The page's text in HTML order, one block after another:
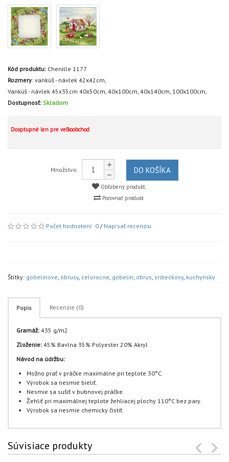
Kód produktu: Chenille 1177
Rozmery: vankúš - návlek 42x42cm,
Vankúš - návlek 45x35cm 40x50cm, 40x100cm, 40x140cm, 100x100cm,
Dostupnosť: Skladom
Dosptupné len pre veľkoobchod
Množstvo DO KOŠÍKA
Obľúbený produkt
Porovnať produkt
Počet hodnotení: 0 / Napísať recenziu
Štítky: gobelinove, obrusy, celorocne, gobelin, obrus, srdieckovy, kuchynsky
Popis Recenzie (0)
Gramáž: 435 g/m2
Zloženie: 45% Bavlna 35% Polyester 20% Akryl
Návod na údržbu:
Možno prať v práčke maximálne pri teplote 30°C.
Výrobok sa nesmie bieliť.
Nesmie sa sušiť v bubnovej práčke.
Žehliť pri maximálnej teplote žehliacej plochy 110°C bez pary.
Výrobok sa nesmie chemicky čistiť.
Súvisiace produkty